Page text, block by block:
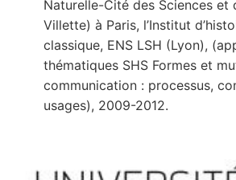
Naturelle-Cité des Sciences et
Villette) à Paris, l’Institut
classique, ENS LSH (Lyon),
thématiques SHS Formes et
communication : processus,
usages), 2009-2012.